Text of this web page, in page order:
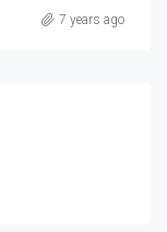
7 years ago